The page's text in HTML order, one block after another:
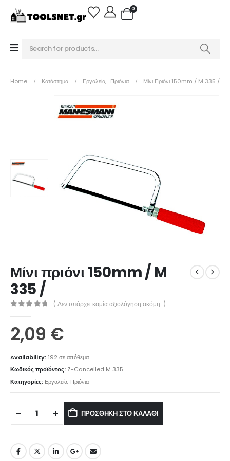
0
Home Κατάστημα Εργαλεία, Πριόνια Μίνι Πριόνι 150mm / M 335 /
Μίνι πριόνι 150mm / M
335 /
( Δεν υπάρχει καμία αξιολόγηση ακόμη. )
2,09 €
Availability: 192 σε απόθεμα
Κωδικός προϊόντος: Z-Cancelled M 335
Κατηγορίες: Εργαλεία, Πριόνια
ΠΡΟΣΘΉΚΗ ΣΤΟ ΚΑΛΆΘΙ